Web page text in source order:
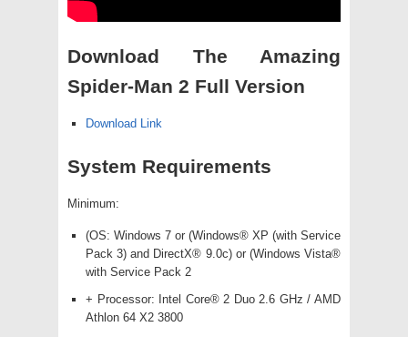
Download The Amazing
Spider-Man 2 Full Version
Download Link
System Requirements
Minimum:
(OS: Windows 7 or (Windows® XP (with Service
Pack 3) and DirectX® 9.0c) or (Windows Vista®
with Service Pack 2
+ Processor: Intel Core® 2 Duo 2.6 GHz / AMD
Athlon 64 X2 3800